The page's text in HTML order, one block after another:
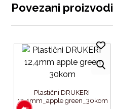
Povezani proizvodi
Plastični DRUKERI
12,4mm_apple green_30kom